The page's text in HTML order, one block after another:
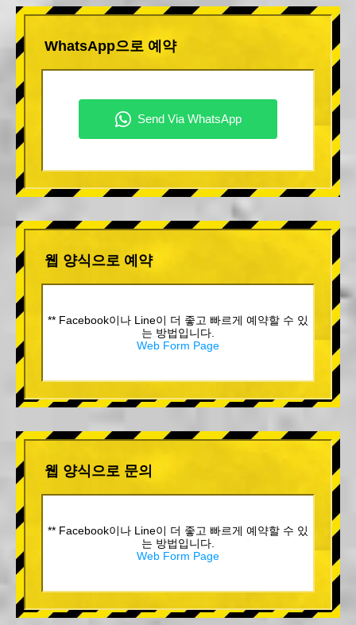
WhatsApp으로 예약
웹 양식으로 예약
** Facebook이나 Line이 더 좋고 빠르게 예약할 수 있
는 방법입니다.
Web Form Page
웹 양식으로 문의
** Facebook이나 Line이 더 좋고 빠르게 예약할 수 있
는 방법입니다.
Web Form Page